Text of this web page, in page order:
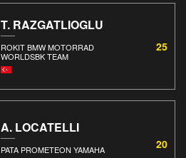
T. RAZGATLIOGLU
ROKIT BMW MOTORRAD
WORLDSBK TEAM
25
A. LOCATELLI
PATA PROMETEON YAMAHA 20